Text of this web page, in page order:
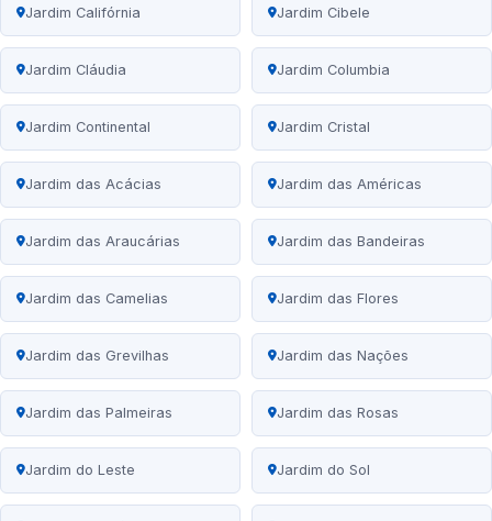
Jardim Califórnia Jardim Cibele
Jardim Cláudia Jardim Columbia
Jardim Continental Jardim Cristal
Jardim das Acácias Jardim das Américas
Jardim das Araucárias Jardim das Bandeiras
Jardim das Camelias Jardim das Flores
Jardim das Grevilhas Jardim das Nações
Jardim das Palmeiras Jardim das Rosas
Jardim do Leste Jardim do Sol